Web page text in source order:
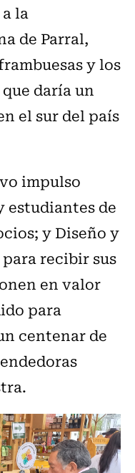
la
de Parral,
y los
daría un
el sur del país
impulso
estudiantes de
y Diseño y
recibir sus
en valor
para
centenar de